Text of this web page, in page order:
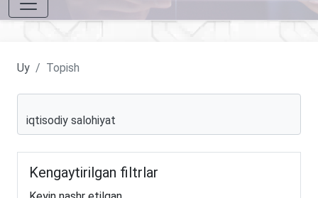
Uy Topish
Kengaytirilgan filtrlar